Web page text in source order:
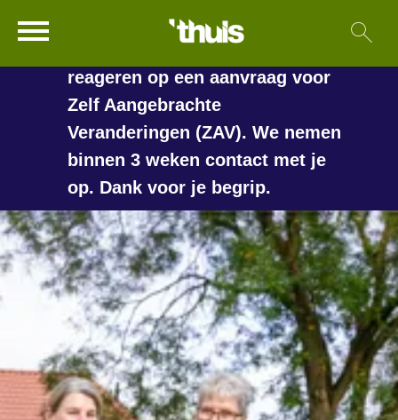
Naar hoofdinhoud
Naar hoofdnavigatiemenu
Naar zoeken
Naar de homepage
Ga naar Hoofd
langer duren voordat we
reageren op een aanvraag voor
Zelf Aangebrachte
Veranderingen (ZAV). We nemen
binnen 3 weken contact met je
op. Dank voor je begrip.